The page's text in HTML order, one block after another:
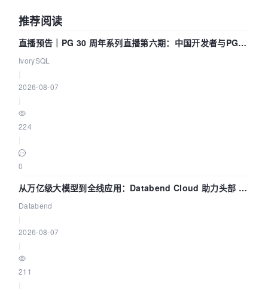
推荐阅读
直播预告｜PG 30 周年系列直播第六期：中国开发者与PG内
核——我们改得动吗？我们贡献了什么？
IvorySQL
2026-08-07
224
0
从万亿级大模型到全线应用：Databend Cloud 助力头部 AI
企业构建全链路 Trace 数据管道
Databend
2026-08-07
211